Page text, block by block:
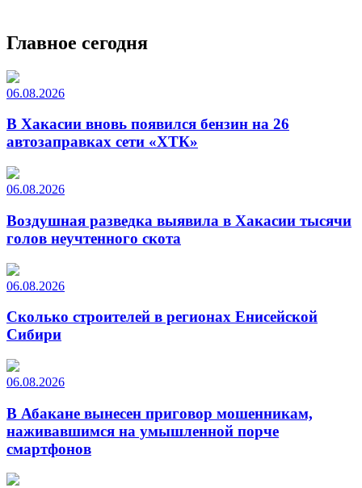
Главное сегодня
06.08.2026
В Хакасии вновь появился бензин на 26
автозаправках сети «ХТК»
06.08.2026
Воздушная разведка выявила в Хакасии тысячи
голов неучтенного скота
06.08.2026
Сколько строителей в регионах Енисейской
Сибири
06.08.2026
В Абакане вынесен приговор мошенникам,
наживавшимся на умышленной порче
смартфонов